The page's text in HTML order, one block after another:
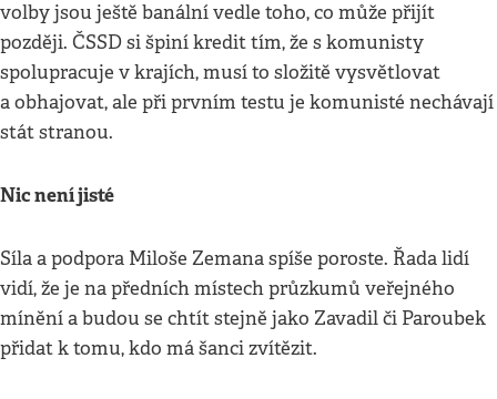
volby jsou ještě banální vedle toho, co může přijít
později. ČSSD si špiní kredit tím, že s komunisty
spolupracuje v krajích, musí to složitě vysvětlovat
a obhajovat, ale při prvním testu je komunisté nechávají
stát stranou.
Nic není jisté
Síla a podpora Miloše Zemana spíše poroste. Řada lidí
vidí, že je na předních místech průzkumů veřejného
mínění a budou se chtít stejně jako Zavadil či Paroubek
přidat k tomu, kdo má šanci zvítězit.